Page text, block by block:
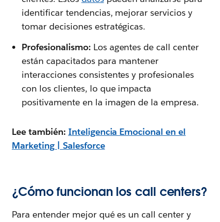
identificar tendencias, mejorar servicios y
tomar decisiones estratégicas.
Profesionalismo: Los agentes de call center
están capacitados para mantener
interacciones consistentes y profesionales
con los clientes, lo que impacta
positivamente en la imagen de la empresa.
Lee también: Inteligencia Emocional en el
Marketing | Salesforce
¿Cómo funcionan los call centers?
Para entender mejor qué es un call center y